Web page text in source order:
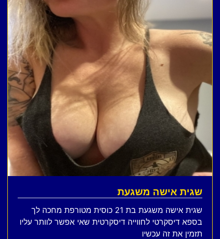
שגית אישה משגעת
שגית אישה משגעת בת 21 כוסית מטורפת מחכה לך
בספא דיסקרטי לחווייה דיסקרטית שאי אפשר לוותר עליו
תזמין את זה עכשיו